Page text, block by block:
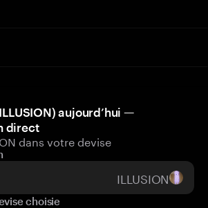
aujourd’hui —
direct
dans votre devise
ILLUSION
choisie